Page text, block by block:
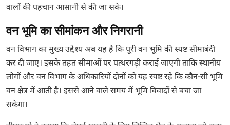
वालों की पहचान आसानी से की जा सके।
वन भूमि का सीमांकन और निगरानी
वन विभाग का मुख्य उद्देश्य अब यह है कि पूरी वन भूमि की स्पष्ट सीमाबंदी
कर दी जाए। इसके तहत सीमाओं पर पत्थरगड़ी कराई जाएगी ताकि स्थानीय
लोगों और वन विभाग के अधिकारियों दोनों को यह स्पष्ट रहे कि कौन-सी भूमि
वन क्षेत्र में आती है। इससे आने वाले समय में भूमि विवादों से बचा जा
सकेगा।